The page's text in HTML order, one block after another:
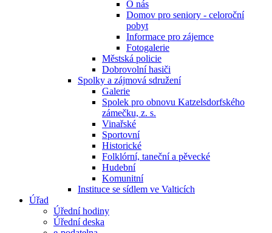
O nás
Domov pro seniory - celoroční
pobyt
Informace pro zájemce
Fotogalerie
Městská policie
Dobrovolní hasiči
Spolky a zájmová sdružení
Galerie
Spolek pro obnovu Katzelsdorfského
zámečku, z. s.
Vinařské
Sportovní
Historické
Folklórní, taneční a pěvecké
Hudební
Komunitní
Instituce se sídlem ve Valticích
Úřad
Úřední hodiny
Úřední deska